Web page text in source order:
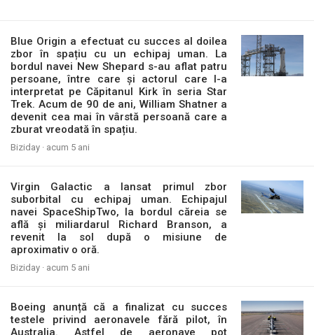
Blue Origin a efectuat cu succes al doilea
zbor în spațiu cu un echipaj uman. La
bordul navei New Shepard s-au aflat patru
persoane, între care și actorul care l-a
interpretat pe Căpitanul Kirk în seria Star
Trek. Acum de 90 de ani, William Shatner a
devenit cea mai în vârstă persoană care a
zburat vreodată în spațiu.
Biziday · acum 5 ani
Virgin Galactic a lansat primul zbor
suborbital cu echipaj uman. Echipajul
navei SpaceShipTwo, la bordul căreia se
află și miliardarul Richard Branson, a
revenit la sol după o misiune de
aproximativ o oră.
Biziday · acum 5 ani
Boeing anunță că a finalizat cu succes
testele privind aeronavele fără pilot, în
Australia. Astfel de aeronave pot